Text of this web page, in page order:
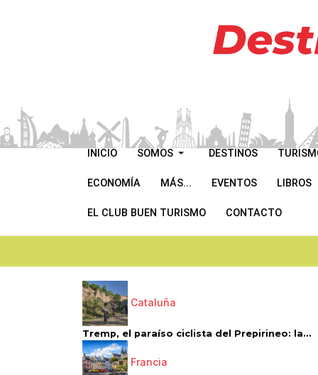
INICIO SOMOS DESTINOS
ECONOMÍA MÁS... EVENTOS LIBROS
EL CLUB BUEN TURISMO CONTACTO
Cataluña
Tremp, el paraíso ciclista del Prepirineo: la...
Francia